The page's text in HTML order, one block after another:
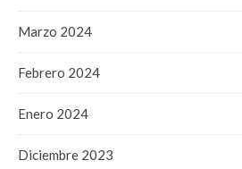
Marzo 2024
Febrero 2024
Enero 2024
Diciembre 2023